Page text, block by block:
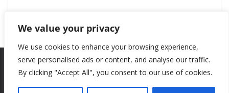
We value your privacy
We use cookies to enhance your browsing experience,
serve personalised ads or content, and analyse our traffic.
By clicking "Accept All", you consent to our use of cookies.